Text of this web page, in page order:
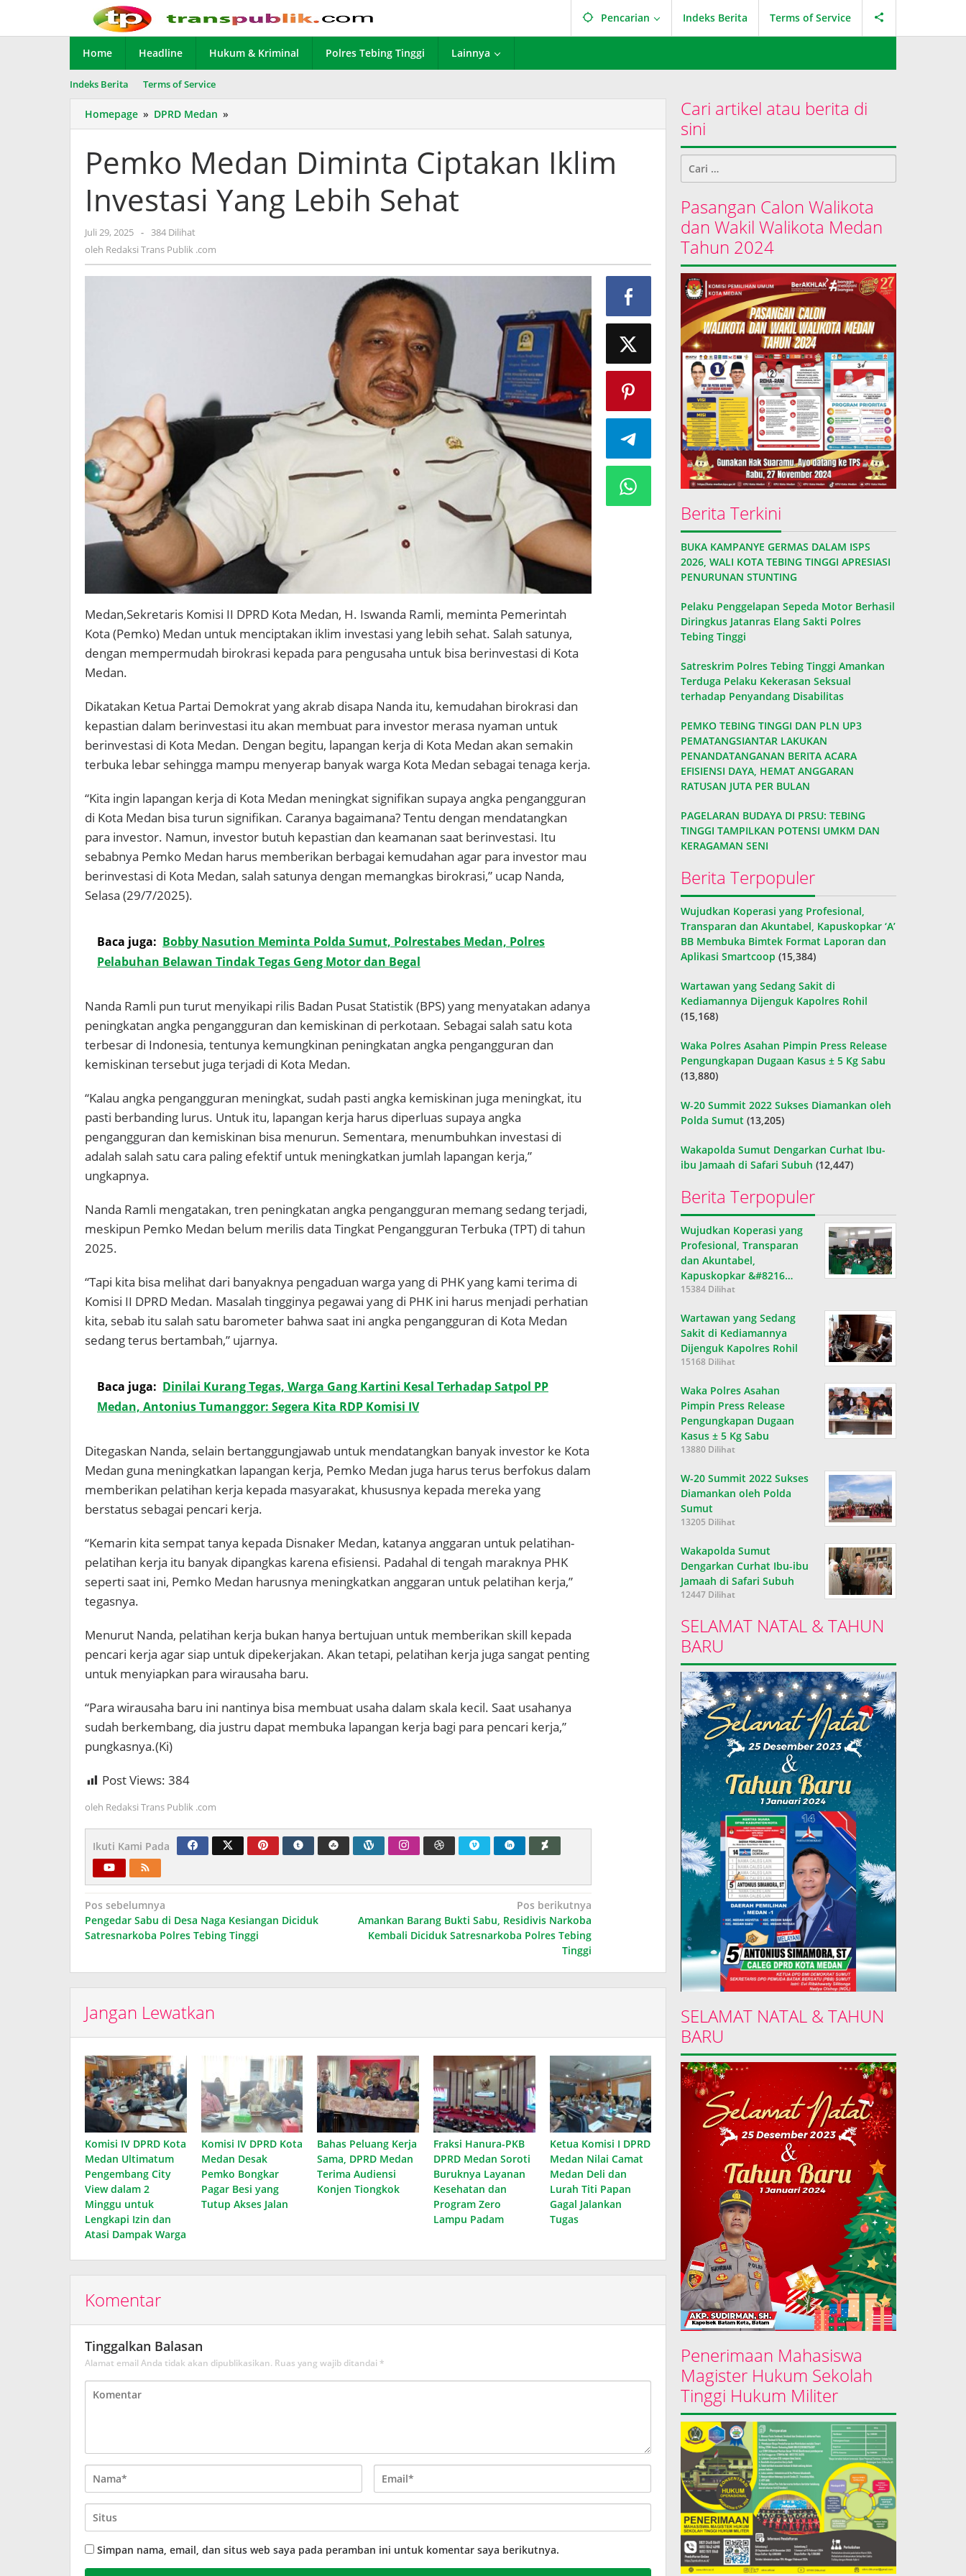
konten
Pencarian Indeks Berita Terms of Service
Home Headline Hukum & Kriminal Polres Tebing Tinggi Lainnya
Indeks Berita Terms of Service
Homepage » DPRD Medan »
Medan
Ciptakan
Iklim
Investasi
Yang
Pemko Medan Diminta Ciptakan Iklim
Investasi Yang Lebih Sehat
Juli 29, 2025 oleh
Redaksi
Publik
- 384 Dilihat
oleh Redaksi Trans Publik .com
Medan,Sekretaris Komisi II DPRD Kota Medan, H. Iswanda Ramli, meminta Pemerintah
Kota (Pemko) Medan untuk menciptakan iklim investasi yang lebih sehat. Salah satunya,
dengan mempermudah birokrasi kepada para pengusaha untuk bisa berinvestasi di Kota
Medan.
Dikatakan Ketua Partai Demokrat yang akrab disapa Nanda itu, kemudahan birokrasi dan
kepastian dalam berinvestasi itu akan membuat para investor merasa nyaman untuk
berinvestasi di Kota Medan. Dengan begitu, lapangan kerja di Kota Medan akan semakin
terbuka lebar sehingga mampu menyerap banyak warga Kota Medan sebagai tenaga kerja.
“Kita ingin lapangan kerja di Kota Medan meningkat signifikan supaya angka pengangguran
di Kota Medan bisa turun signifikan. Caranya bagaimana? Tentu dengan mendatangkan
para investor. Namun, investor butuh kepastian dan keamanan saat berinvestasi. Itu
sebabnya Pemko Medan harus memberikan berbagai kemudahan agar para investor mau
berinvestasi di Kota Medan, salah satunya dengan memangkas birokrasi,” ucap Nanda,
Selasa (29/7/2025).
Baca juga: Bobby Nasution Meminta Polda Sumut, Polrestabes Medan, Polres
Pelabuhan Belawan Tindak Tegas Geng Motor dan Begal
Nanda Ramli pun turut menyikapi rilis Badan Pusat Statistik (BPS) yang menyatakan adanya
peningkatan angka pengangguran dan kemiskinan di perkotaan. Sebagai salah satu kota
terbesar di Indonesia, tentunya kemungkinan peningkatan angka pengangguran dan
kemiskinan tersebut juga terjadi di Kota Medan.
“Kalau angka pengangguran meningkat, sudah pasti angka kemiskinan juga meningkat, itu
pasti berbanding lurus. Untuk itu, lapangan kerja harus diperluas supaya angka
pengangguran dan kemiskinan bisa menurun. Sementara, menumbuhkan investasi di
adalah salah satu cara paling efektif untuk meningkatkan jumlah lapangan kerja,”
ungkapnya.
Nanda Ramli mengatakan, tren peningkatan angka pengangguran memang sedang terjadi,
meskipun Pemko Medan belum merilis data Tingkat Pengangguran Terbuka (TPT) di tahun
2025.
“Tapi kita bisa melihat dari banyaknya pengaduan warga yang di PHK yang kami terima di
Komisi II DPRD Medan. Masalah tingginya pegawai yang di PHK ini harus menjadi perhatian
kita, sebab itu salah satu barometer bahwa saat ini angka pengangguran di Kota Medan
sedang terus bertambah,” ujarnya.
Baca juga: Dinilai Kurang Tegas, Warga Gang Kartini Kesal Terhadap Satpol PP
Medan, Antonius Tumanggor: Segera Kita RDP Komisi IV
Ditegaskan Nanda, selain bertanggungjawab untuk mendatangkan banyak investor ke Kota
Medan guna meningkatkan lapangan kerja, Pemko Medan juga harus terus berfokus dalam
memberikan pelatihan kerja kepada masyarakat, khususnya kepada mereka yang
berstatus sebagai pencari kerja.
“Kemarin kita sempat tanya kepada Disnaker Medan, katanya anggaran untuk pelatihan-
pelatihan kerja itu banyak dipangkas karena efisiensi. Padahal di tengah maraknya PHK
seperti saat ini, Pemko Medan harusnya meningkatkan anggaran untuk pelatihan kerja,”
tegasnya.
Menurut Nanda, pelatihan kerja bukan hanya bertujuan untuk memberikan skill kepada
pencari kerja agar siap untuk dipekerjakan. Akan tetapi, pelatihan kerja juga sangat penting
untuk menyiapkan para wirausaha baru.
“Para wirausaha baru ini nantinya bisa membuat usaha dalam skala kecil. Saat usahanya
sudah berkembang, dia justru dapat membuka lapangan kerja bagi para pencari kerja,”
pungkasnya.(Ki)
Post Views: 384
oleh Redaksi Trans Publik .com
Ikuti Kami Pada
Navigasi
pos
Pos sebelumnya
Pengedar Sabu di Desa Naga Kesiangan Diciduk
Satresnarkoba Polres Tebing Tinggi
Pos berikutnya
Amankan Barang Bukti Sabu, Residivis Narkoba
Kembali Diciduk Satresnarkoba Polres Tebing
Tinggi
Jangan Lewatkan
Komisi IV DPRD Kota
Medan Ultimatum
Pengembang City
View dalam 2
Minggu untuk
Lengkapi Izin dan
Atasi Dampak Warga
Komisi IV DPRD Kota
Medan Desak
Pemko Bongkar
Pagar Besi yang
Tutup Akses Jalan
Bahas Peluang Kerja
Sama, DPRD Medan
Terima Audiensi
Konjen Tiongkok
Fraksi Hanura-PKB
DPRD Medan Soroti
Buruknya Layanan
Kesehatan dan
Program Zero
Lampu Padam
Ketua Komisi I DPRD
Medan Nilai Camat
Medan Deli dan
Lurah Titi Papan
Gagal Jalankan
Tugas
Komentar
Tinggalkan Balasan
Alamat email Anda tidak akan dipublikasikan. Ruas yang wajib ditandai *
Simpan nama, email, dan situs web saya pada peramban ini untuk komentar saya berikutnya.
Cari artikel atau berita di
sini
Cari
untuk:
Pasangan Calon Walikota
dan Wakil Walikota Medan
Tahun 2024
Berita Terkini
BUKA KAMPANYE GERMAS DALAM ISPS
2026, WALI KOTA TEBING TINGGI APRESIASI
PENURUNAN STUNTING
Pelaku Penggelapan Sepeda Motor Berhasil
Diringkus Jatanras Elang Sakti Polres
Tebing Tinggi
Satreskrim Polres Tebing Tinggi Amankan
Terduga Pelaku Kekerasan Seksual
terhadap Penyandang Disabilitas
PEMKO TEBING TINGGI DAN PLN UP3
PEMATANGSIANTAR LAKUKAN
PENANDATANGANAN BERITA ACARA
EFISIENSI DAYA, HEMAT ANGGARAN
RATUSAN JUTA PER BULAN
PAGELARAN BUDAYA DI PRSU: TEBING
TINGGI TAMPILKAN POTENSI UMKM DAN
KERAGAMAN SENI
Berita Terpopuler
Wujudkan Koperasi yang Profesional,
Transparan dan Akuntabel, Kapuskopkar ‘A’
BB Membuka Bimtek Format Laporan dan
Aplikasi Smartcoop (15,384)
Wartawan yang Sedang Sakit di
Kediamannya Dijenguk Kapolres Rohil
(15,168)
Waka Polres Asahan Pimpin Press Release
Pengungkapan Dugaan Kasus ± 5 Kg Sabu
(13,880)
W-20 Summit 2022 Sukses Diamankan oleh
Polda Sumut (13,205)
Wakapolda Sumut Dengarkan Curhat Ibu-
ibu Jamaah di Safari Subuh (12,447)
Berita Terpopuler
Wujudkan Koperasi yang
Profesional, Transparan
dan Akuntabel,
Kapuskopkar &#8216…
15384 Dilihat
Wartawan yang Sedang
Sakit di Kediamannya
Dijenguk Kapolres Rohil
15168 Dilihat
Waka Polres Asahan
Pimpin Press Release
Pengungkapan Dugaan
Kasus ± 5 Kg Sabu
13880 Dilihat
W-20 Summit 2022 Sukses
Diamankan oleh Polda
Sumut
13205 Dilihat
Wakapolda Sumut
Dengarkan Curhat Ibu-ibu
Jamaah di Safari Subuh
12447 Dilihat
SELAMAT NATAL & TAHUN
BARU
SELAMAT NATAL & TAHUN
BARU
Penerimaan Mahasiswa
Magister Hukum Sekolah
Tinggi Hukum Militer